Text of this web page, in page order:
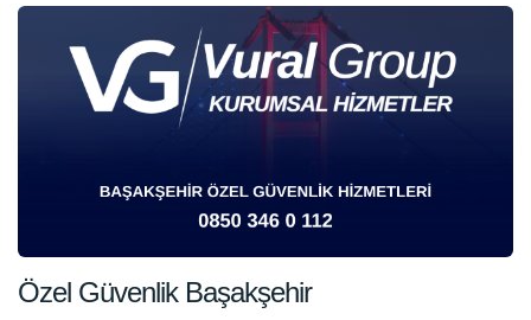
Özel Güvenlik Başakşehir